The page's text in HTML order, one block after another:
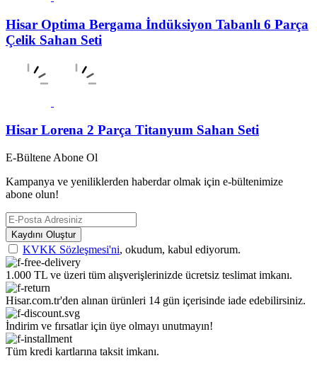
Hisar Optima Bergama İndüksiyon Tabanlı 6 Parça
Çelik Sahan Seti
Hisar Lorena 2 Parça Titanyum Sahan Seti
E-Bültene Abone Ol
Kampanya ve yeniliklerden haberdar olmak için e-bültenimize
abone olun!
Kaydını Oluştur
KVKK Sözleşmesi'ni, okudum, kabul ediyorum.
1.000 TL ve üzeri tüm alışverişlerinizde ücretsiz teslimat imkanı.
Hisar.com.tr'den alınan ürünleri 14 gün içerisinde iade edebilirsiniz.
İndirim ve fırsatlar için üye olmayı unutmayın!
Tüm kredi kartlarına taksit imkanı.